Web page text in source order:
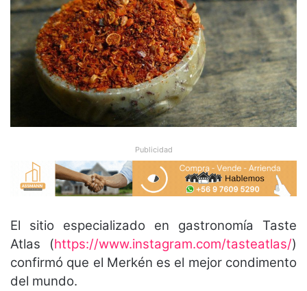
Publicidad
El sitio especializado en gastronomía Taste
Atlas (https://www.instagram.com/tasteatlas/)
confirmó que el Merkén es el mejor condimento
del mundo.